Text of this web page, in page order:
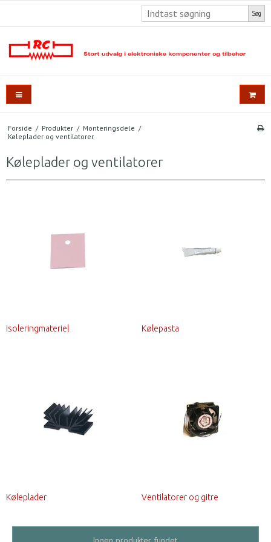
Søg
Forside / Produkter / Monteringsdele /
Køleplader og ventilatorer
Køleplader og ventilatorer
Isoleringmateriel Kølepasta
Køleplader Ventilatorer og gitre